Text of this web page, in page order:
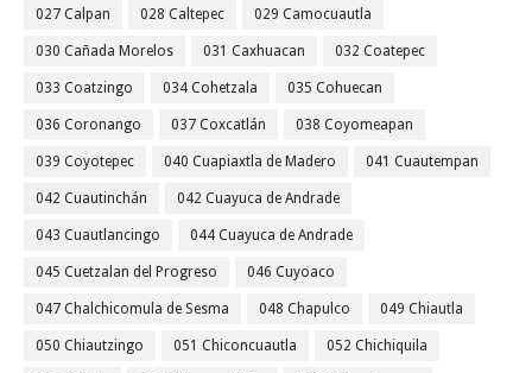
027 Calpan 028 Caltepec 029 Camocuautla
030 Cañada Morelos 031 Caxhuacan 032 Coatepec
033 Coatzingo 034 Cohetzala 035 Cohuecan
036 Coronango 037 Coxcatlán 038 Coyomeapan
039 Coyotepec 040 Cuapiaxtla de Madero 041 Cuautempan
042 Cuautinchán 042 Cuayuca de Andrade
043 Cuautlancingo 044 Cuayuca de Andrade
045 Cuetzalan del Progreso 046 Cuyoaco
047 Chalchicomula de Sesma 048 Chapulco 049 Chiautla
050 Chiautzingo 051 Chiconcuautla 052 Chichiquila